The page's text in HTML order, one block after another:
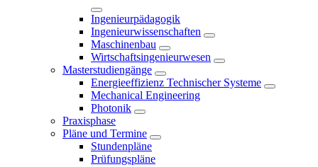
Ingenieurpädagogik
Ingenieurwissenschaften
Maschinenbau
Wirtschaftsingenieurwesen
Masterstudiengänge
Energieeffizienz Technischer Systeme
Mechanical Engineering
Photonik
Praxisphase
Pläne und Termine
Stundenpläne
Prüfungspläne